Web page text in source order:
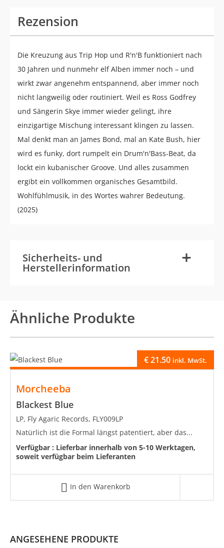
Rezension
Die Kreuzung aus Trip Hop und R'n'B funktioniert nach
30 Jahren und nunmehr elf Alben immer noch – und
wirkt zwar angenehm entspannend, aber immer noch
nicht langweilig oder routiniert. Weil es Ross Godfrey
und Sängerin Skye immer wieder gelingt, ihre
einzigartige Mischung interessant klingen zu lassen.
Mal denkt man an James Bond, mal an Kate Bush, hier
wird es funky, dort rumpelt ein Drum'n'Bass-Beat, da
lockt ein kubanischer Groove. Und alles zusammen
ergibt ein vollkommen organisches Gesamtbild.
Wohlfühlmusik, in des Wortes wahrer Bedeutung.
(2025)
Sicherheits- und
Herstellerinformation +
-
Ähnliche Produkte
Morcheeba
Blackest Blue
€21.50 inkl. MwSt.
LP, Fly Agaric Records, FLY009LP
Natürlich ist die Formal längst patentiert, aber das...
Verfügbar : Lieferbar innerhalb von 5-10 Werktagen,
soweit verfügbar beim Lieferanten
In den Warenkorb
ANGESEHENE PRODUKTE